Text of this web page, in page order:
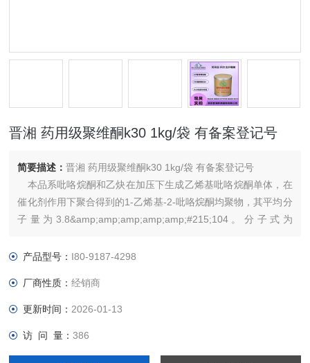
晋湘 药用级聚维酮k30 1kg/袋 有备案登记号
简要描述：晋湘 药用级聚维酮k30 1kg/袋 有备案登记号
本品系吡咯烷酮和乙炔在加压下生成乙烯基吡咯烷酮单体，在
催化剂作用下聚合得到的1-乙烯基-2-吡咯烷酮均聚物，其平均分
子量为3.8&amp;amp;amp;amp;amp;#215;104。分子式为
数。按无水物计算，含氮（N）量应为11.5%～12.8%。
产品型号： I80-9187-4298
厂商性质：经销商
更新时间： 2026-01-13
访 问 量：386